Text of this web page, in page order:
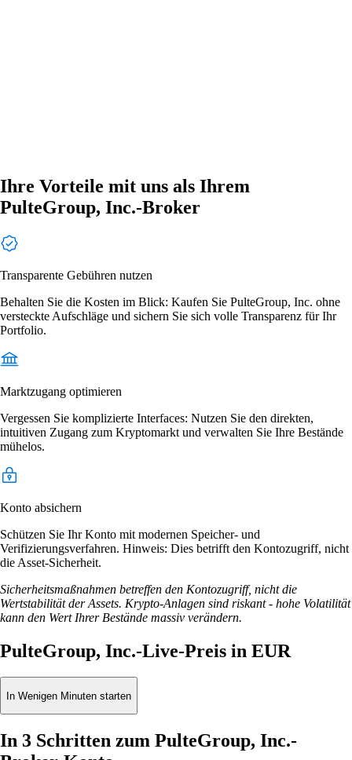
Ihre Vorteile mit uns als Ihrem
PulteGroup, Inc.-Broker
Transparente Gebühren nutzen
Behalten Sie die Kosten im Blick: Kaufen Sie PulteGroup, Inc. ohne
versteckte Aufschläge und sichern Sie sich volle Transparenz für Ihr
Portfolio.
Marktzugang optimieren
Vergessen Sie komplizierte Interfaces: Nutzen Sie den direkten,
intuitiven Zugang zum Kryptomarkt und verwalten Sie Ihre Bestände
mühelos.
Konto absichern
Schützen Sie Ihr Konto mit modernen Speicher- und
Verifizierungsverfahren. Hinweis: Dies betrifft den Kontozugriff, nicht
die Asset-Sicherheit.
Sicherheitsmaßnahmen betreffen den Kontozugriff, nicht die
Wertstabilität der Assets. Krypto-Anlagen sind riskant - hohe Volatilität
kann den Wert Ihrer Bestände massiv verändern.
PulteGroup, Inc.-Live-Preis in EUR
In Wenigen Minuten starten
In 3 Schritten zum PulteGroup, Inc.-